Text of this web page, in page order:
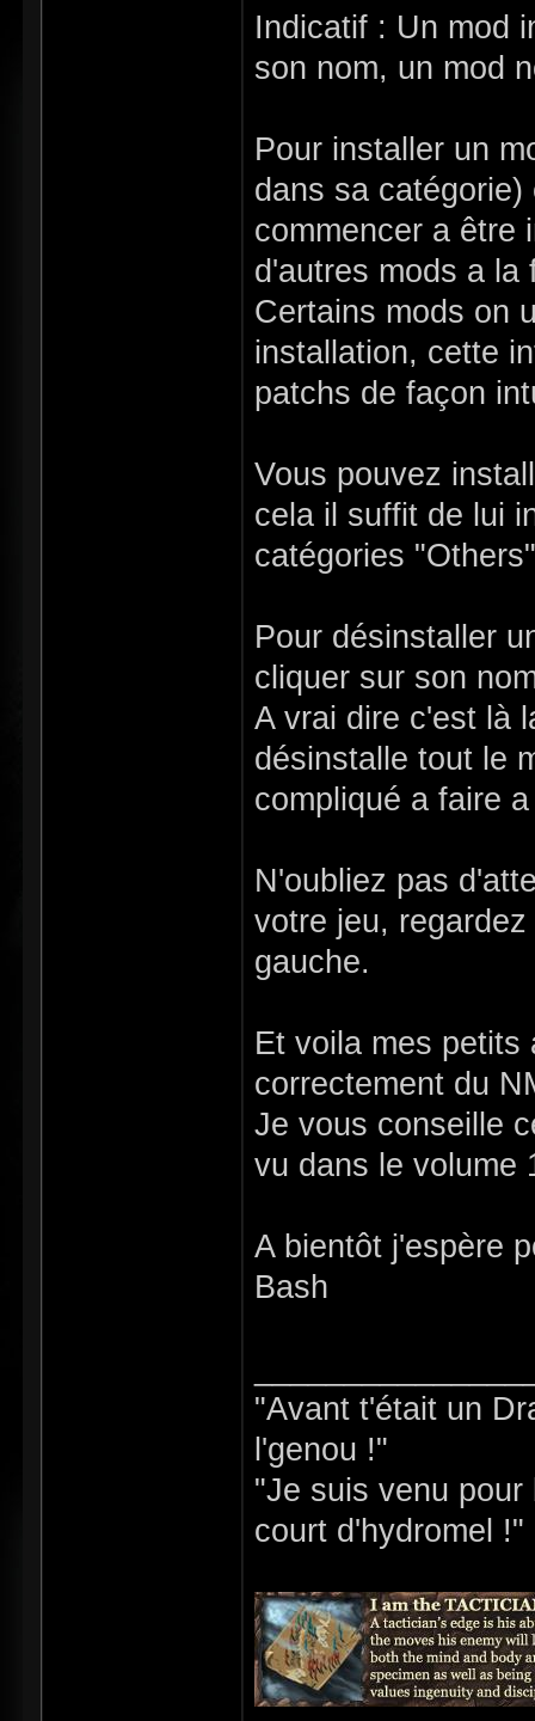
Indicatif : Un mod
son nom, un mod
Pour installer un
dans sa
commencer a être
d'autres mods a la
Certains mods on
installation, cette
patchs de façon
Vous pouvez
cela il suffit de lui
catégories "Others"
Pour désinstaller
cliquer sur son
A vrai dire c'est là
désinstalle tout le
compliqué a faire
N'oubliez pas
votre jeu,
gauche.
Et voila mes petits
correctement du
Je vous conseille
vu dans le volume
A bientôt j'espère
Bash
"Avant t'était un
l'genou !"
"Je suis venu
court d'hydromel !"